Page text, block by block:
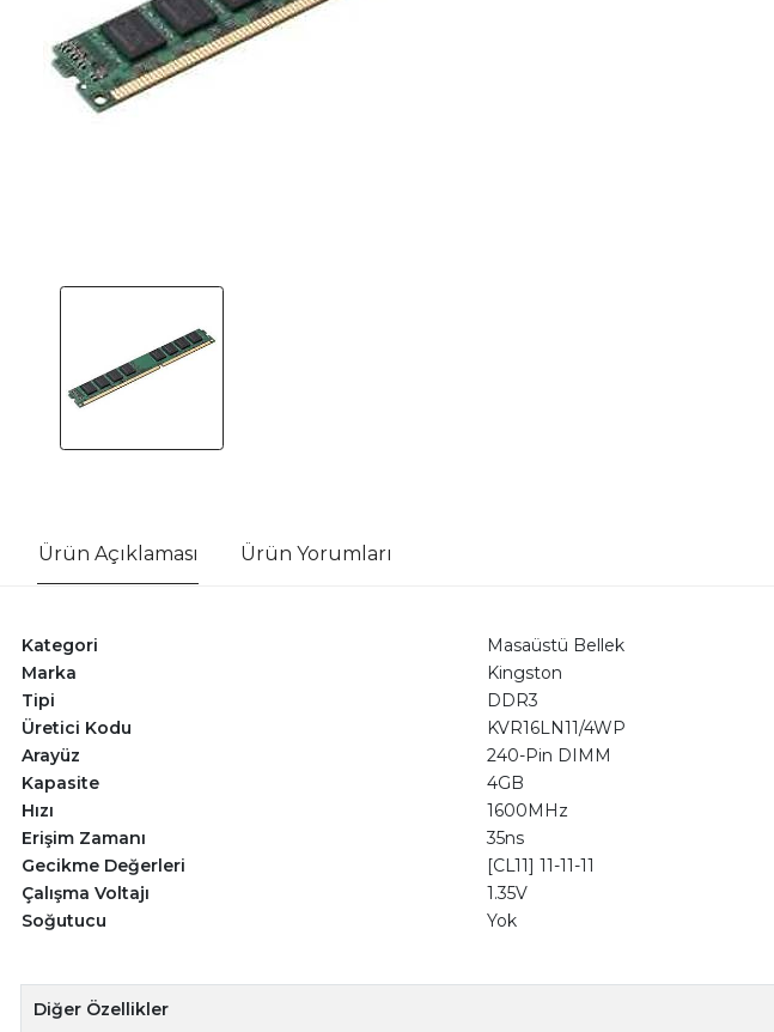
Ürün Açıklaması Ürün Yorumları
Kategori
Masaüstü Bellek
Marka
Kingston
Tipi
DDR3
Üretici Kodu
KVR16LN11/4WP
Arayüz
240-Pin DIMM
Kapasite
4GB
Hızı
1600MHz
Erişim Zamanı
35ns
Gecikme Değerleri
[CL11] 11-11-11
Çalışma Voltajı
1.35V
Soğutucu
Yok
Diğer Özellikler